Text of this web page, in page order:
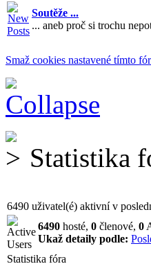
Soutěže ...
... aneb proč si trochu
Smaž cookies nastavené tímto
Statistika
6490 uživatel(é) aktivní v
6490 hosté, 0 členové, 0
Ukaž detaily podle:
Statistika fóra